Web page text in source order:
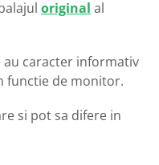
original al
au caracter informativ
functie de monitor.
si pot sa difere in